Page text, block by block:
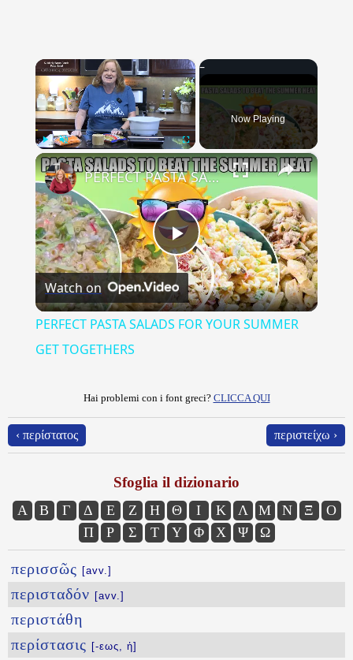
×
Play Unmute Fullscreen
Now Playing
×
Play
Video
PERFECT PASTA SALADS FOR YOUR SUMMER GET TOGETHERS
Watch on
PERFECT PASTA SALADS FOR YOUR SUMMER
GET TOGETHERS
Hai problemi con i font greci? CLICCA QUI
‹ περίστατος περιστείχω ›
Sfoglia il dizionario
Α Β Γ Δ Ε Ζ Η Θ Ι Κ Λ Μ Ν Ξ
Ο
Π
Ρ Σ Τ Υ Φ Χ Ψ Ω
περισσῶς [avv.]
περισταδόν [avv.]
περιστάθη
περίστασις [-εως, ἡ]